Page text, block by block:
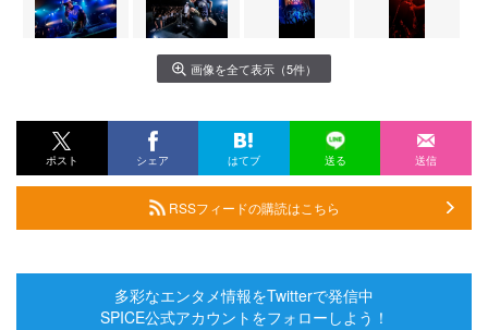
画像を全て表示（5件）
ポスト シェア はてブ 送る 送信
RSSフィードの購読はこちら
多彩なエンタメ情報をTwitterで発信中
SPICE公式アカウントをフォローしよう！